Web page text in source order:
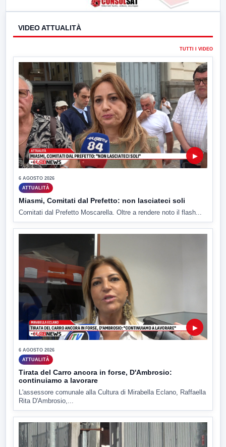
VIDEO ATTUALITÀ
TUTTI I VIDEO
▶
6 AGOSTO 2026
ATTUALITÀ
Miasmi, Comitati dal Prefetto: non lasciateci soli
Comitati dal Prefetto Moscarella. Oltre a rendere noto il flash...
▶
6 AGOSTO 2026
ATTUALITÀ
Tirata del Carro ancora in forse, D'Ambrosio:
continuiamo a lavorare
L'assessore comunale alla Cultura di Mirabella Eclano, Raffaella
Rita D'Ambrosio,...